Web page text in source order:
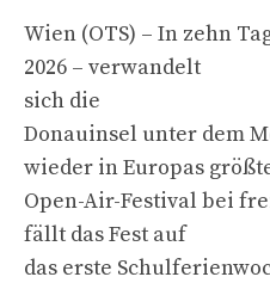
Wien (OTS) – In zehn
2026 – verwandelt
sich die
Donauinsel unter dem
wieder in Europas
Open-Air-Festival bei
fällt das Fest auf
das erste